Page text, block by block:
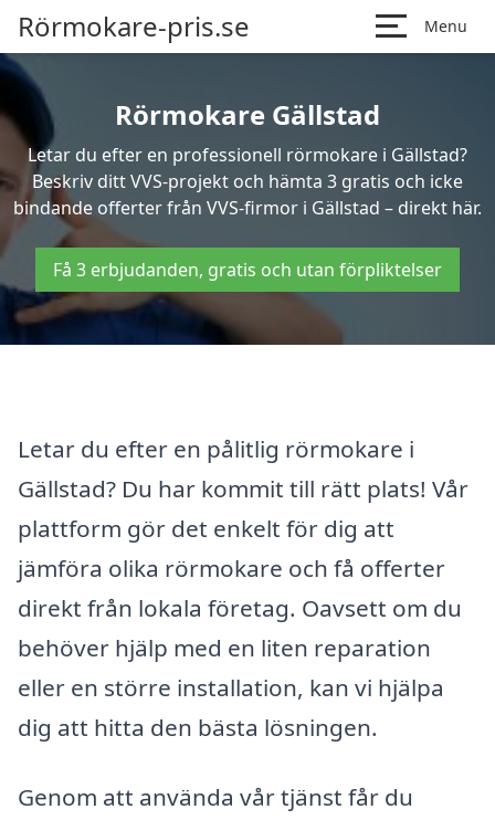
Rörmokare-pris.se Menu
Rörmokare Gällstad
Letar du efter en professionell rörmokare i Gällstad?
Beskriv ditt VVS-projekt och hämta 3 gratis och icke
bindande offerter från VVS-firmor i Gällstad – direkt här.
Få 3 erbjudanden, gratis och utan förpliktelser
Letar du efter en pålitlig rörmokare i
Gällstad? Du har kommit till rätt plats! Vår
plattform gör det enkelt för dig att
jämföra olika rörmokare och få offerter
direkt från lokala företag. Oavsett om du
behöver hjälp med en liten reparation
eller en större installation, kan vi hjälpa
dig att hitta den bästa lösningen.
Genom att använda vår tjänst får du